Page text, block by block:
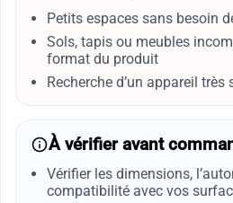
Petits espaces sans besoin
Sols, tapis ou meubles
format du produit
Recherche d’un appareil
À vérifier avant
Vérifier les dimensions,
compatibilité avec vos